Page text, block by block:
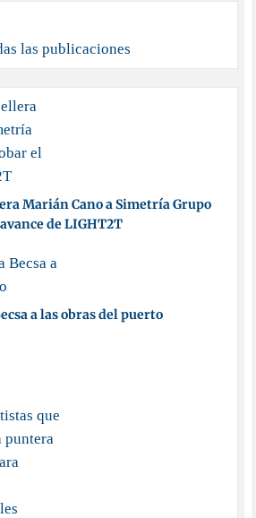
las publicaciones
Marián Cano a Simetría Grupo
de LIGHT2T
a las obras del puerto